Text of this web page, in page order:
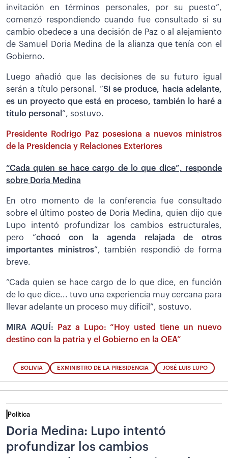
invitación en términos personales, por su puesto”,
comenzó respondiendo cuando fue consultado si su
cambio obedece a una decisión de Paz o al alejamiento
de Samuel Doria Medina de la alianza que tenía con el
Gobierno.
Luego añadió que las decisiones de su futuro igual
serán a título personal. “Si se produce, hacia adelante,
es un proyecto que está en proceso, también lo haré a
título personal ”, sostuvo.
Presidente Rodrigo Paz posesiona a nuevos ministros
de la Presidencia y Relaciones Exteriores
“Cada quien se hace cargo de lo que dice”, responde
sobre Doria Medina
En otro momento de la conferencia fue consultado
sobre el último posteo de Doria Medina, quien dijo que
Lupo intentó profundizar los cambios estructurales,
pero “chocó con la agenda relajada de otros
importantes ministros”, también respondió de forma
breve.
“Cada quien se hace cargo de lo que dice, en función
de lo que dice... tuvo una experiencia muy cercana para
llevar adelante un proceso muy difícil”, sostuvo.
MIRA AQUÍ:
Paz a Lupo: “Hoy usted tiene un nuevo
destino con la patria y el Gobierno en la OEA”
BOLIVIA EXMINISTRO DE LA PRESIDENCIA JOSÉ LUIS LUPO
Política
Doria Medina: Lupo intentó
profundizar los cambios